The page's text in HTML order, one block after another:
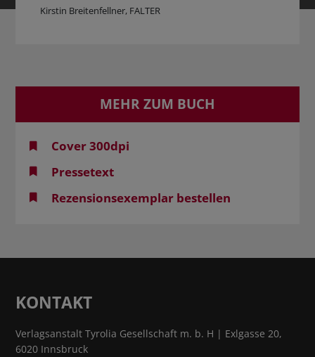
Kirstin Breitenfellner, FALTER
MEHR ZUM BUCH
Cover 300dpi
Pressetext
Rezensionsexemplar bestellen
KONTAKT
Verlagsanstalt Tyrolia Gesellschaft m. b. H | Exlgasse 20,
6020 Innsbruck